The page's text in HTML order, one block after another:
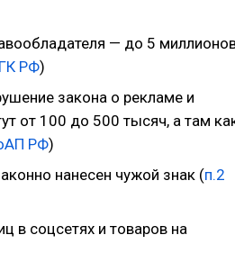
— до 5
РФ)
закона о рекламе и
от 100 до 500 тысяч, а там
РФ)
нанесен чужой знак (п.2
в соцсетях и товаров на